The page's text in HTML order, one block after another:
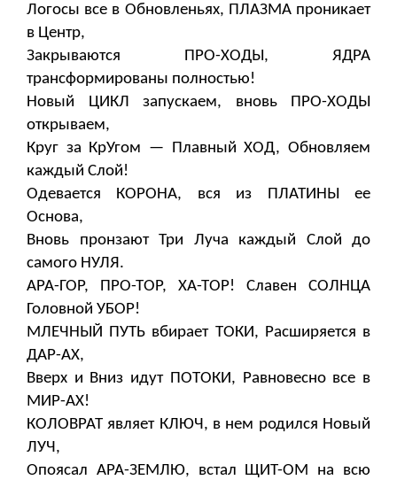
Логосы все в Обновленьях, ПЛАЗМА проникает
в Центр,
Закрываются ПРО-ХОДЫ, ЯДРА
трансформированы полностью!
Новый ЦИКЛ запускаем, вновь ПРО-ХОДЫ
открываем,
Круг за КрУгом — Плавный ХОД, Обновляем
каждый Слой!
Одевается КОРОНА, вся из ПЛАТИНЫ ее
Основа,
Вновь пронзают Три Луча каждый Слой до
самого НУЛЯ.
АРА-ГОР, ПРО-ТОР, ХА-ТОР! Славен СОЛНЦА
Головной УБОР!
МЛЕЧНЫЙ ПУТЬ вбирает ТОКИ, Расширяется в
ДАР-АХ,
Вверх и Вниз идут ПОТОКИ, Равновесно все в
МИР-АХ!
КОЛОВРАТ являет КЛЮЧ, в нем родился Новый
ЛУЧ,
Опоясал АРА-ЗЕМЛЮ, встал ЩИТ-ОМ на всю